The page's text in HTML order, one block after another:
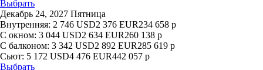
Выбрать
Декабрь 24, 2027 Пятница
Внутренняя: 2 746 USD2 376 EUR234 658 р
С окном: 3 044 USD2 634 EUR260 138 р
С балконом: 3 342 USD2 892 EUR285 619 р
Сьют: 5 172 USD4 476 EUR442 057 р
Выбрать